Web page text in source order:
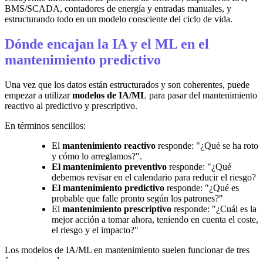
BMS/SCADA, contadores de energía y entradas manuales, y
estructurando todo en un modelo consciente del ciclo de vida.
Dónde encajan la IA y el ML en el
mantenimiento predictivo
Una vez que los datos están estructurados y son coherentes, puede
empezar a utilizarmodelos de IA/ML para pasar del mantenimiento
reactivo al predictivo y prescriptivo.
En términos sencillos:
El mantenimiento reactivo responde: "¿Qué se ha roto
y cómo lo arreglamos?".
El mantenimiento preventivo responde: "¿Qué
debemos revisar en el calendario para reducir el riesgo?
El mantenimiento predictivo responde: "¿Qué es
probable que falle pronto según los patrones?"
El mantenimiento prescriptivo responde: "¿Cuál es la
mejor acción a tomar ahora, teniendo en cuenta el coste,
el riesgo y el impacto?"
Los modelos de IA/ML en mantenimiento suelen funcionar de tres